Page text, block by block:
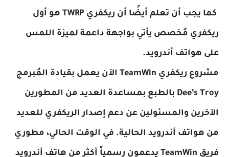
كما يجب أن تعلم أيضًا أن ريكفري TWRP هو أول
ريكفري مُخصص يأتي بواجهة داعمة لميزة اللمس
على هواتف أندرويد.
مشروع ريكفري TeamWin الآن يعمل بقيادة المُبرمج
Dee’s Troy بالطبع بمساعدة العديد من المطورين
الآخرين والمسئولين عن دعم إصدار الريكفري للعديد
من هواتف أندرويد الحالية. في الوقت الحالي، مطوري
فريق TeamWin يدعمون رسمياً أكثر من هاتف أندرويد